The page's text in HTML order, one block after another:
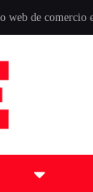
web de comercio